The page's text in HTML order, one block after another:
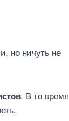
но ничуть не
. В то время